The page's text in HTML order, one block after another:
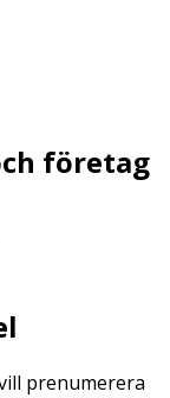
företag
prenumerera